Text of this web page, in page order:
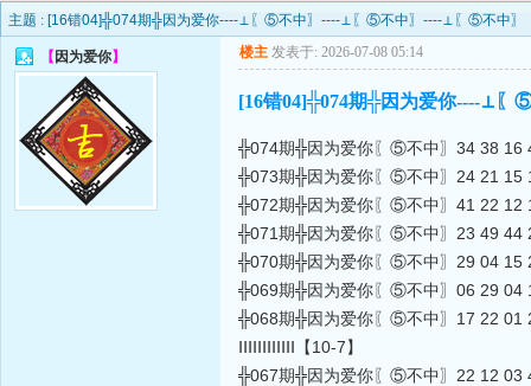
主题 : [16错04]╬074期╬因为爱你----⊥〖⑤不中〗----⊥〖⑤不中〗----⊥〖⑤不中〗
【 因为爱你】 楼主 发表于: 2026-07-08 05:14
[16错04]╬074期╬因为爱你----⊥
╬074期╬因为爱你〖⑤不中〗34 38 16
╬073期╬因为爱你〖⑤不中〗24 21 15
╬072期╬因为爱你〖⑤不中〗41 22 12
╬071期╬因为爱你〖⑤不中〗23 49 44
╬070期╬因为爱你〖⑤不中〗29 04 15
╬069期╬因为爱你〖⑤不中〗06 29 04
╬068期╬因为爱你〖⑤不中〗17 22 01
ⅠⅠⅠⅠⅠⅠⅠⅠⅠⅠⅠⅠ【10-7】
╬067期╬因为爱你〖⑤不中〗22 12 03